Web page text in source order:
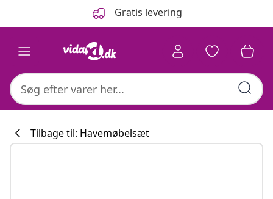
Gratis levering
Tilbage til: Havemøbelsæt